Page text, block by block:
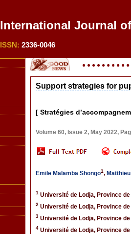
International Journal
ISSN: 2336-0046
Support strategies for
[ Stratégies
Volume 60, Issue 2, May 2022,
Emile Malamba Shongo1,
1 Université de Lodja, Province
2 Université de Lodja, Province
3 Université de Lodja, Province
4 Université de Lodja, Province